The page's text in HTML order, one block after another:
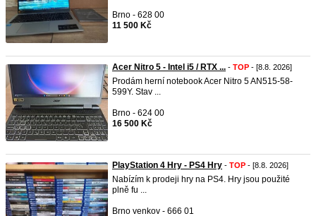
Brno - 628 00
11 500 Kč
Acer Nitro 5 - Intel i5 / RTX ... - TOP - [8.8. 2026]
Prodám herní notebook Acer Nitro 5 AN515-58-
599Y. Stav ...
Brno - 624 00
16 500 Kč
PlayStation 4 Hry - PS4 Hry - TOP - [8.8. 2026]
Nabízím k prodeji hry na PS4. Hry jsou použité
plně fu ...
Brno venkov - 666 01